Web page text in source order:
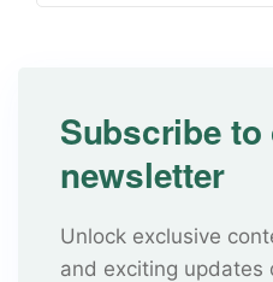
Subscribe to
newsletter
Unlock exclusive
and exciting updates